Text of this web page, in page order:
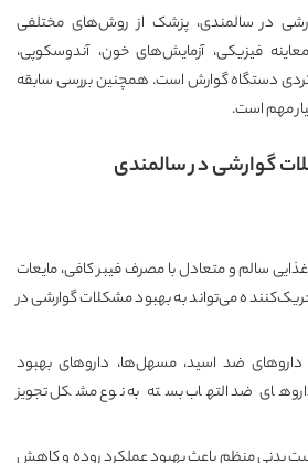
در سالمندی، پزشک از روش‌های مختلفی
فیزیکی، آزمایش‌های خون، آندوسکوپی،
دستگاه گوارش است. همچنین بررسی سابقه
مهم است.
گوارشی در سالمندی
سالم و متعادل با مصرف فیبر کافی، مایعات
می‌تواند به بهبود مشکلات گوارشی در
داروهای ضد اسید، مسهل‌ها، داروهای بهبود
ضد التهاب بسته به نوع مشکل تجویز